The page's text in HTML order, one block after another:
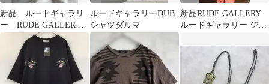
新品 ルードギャラリ
ー RUDE GALLERY
缶バッチ 10個set
ルードギャラリーDUB
シャツダルマ
新品RUDE GALLERY
ルードギャラリー ジャ
M